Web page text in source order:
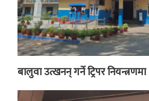
बालुवा उत्खनन् गर्ने ट्रिपर नियन्त्रणमा